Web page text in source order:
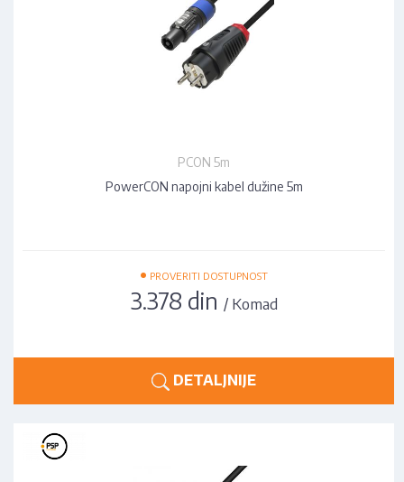
PCON 5m
PowerCON napojni kabel dužine 5m
• PROVERITI DOSTUPNOST
3.378 din / Komad
DETALJNIJE